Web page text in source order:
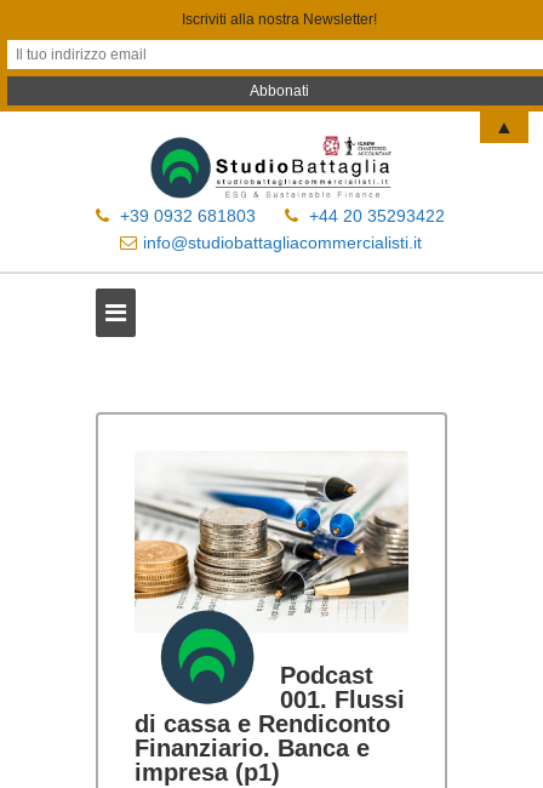
+39 0932 681803
+44 20 35293422
info@studiobattagliacommercialisti.it
Podcast
001. Flussi
di cassa e Rendiconto
Finanziario. Banca e
impresa (p1)
Iscriviti alla nostra Newsletter!
▲